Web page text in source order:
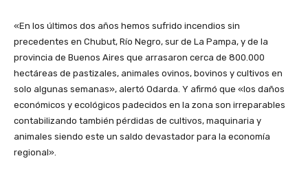
«En los últimos dos años hemos sufrido incendios sin
precedentes en Chubut, Río Negro, sur de La Pampa, y de la
provincia de Buenos Aires que arrasaron cerca de 800.000
hectáreas de pastizales, animales ovinos, bovinos y cultivos en
solo algunas semanas», alertó Odarda. Y afirmó que «los daños
económicos y ecológicos padecidos en la zona son irreparables
contabilizando también pérdidas de cultivos, maquinaria y
animales siendo este un saldo devastador para la economía
regional».